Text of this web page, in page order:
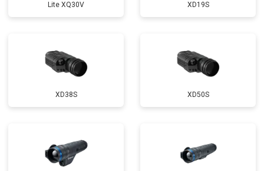
Lite XQ30V XD19S
XD38S XD50S